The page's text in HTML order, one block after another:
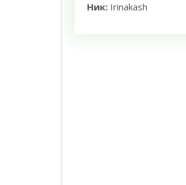
Ник: Irinakash